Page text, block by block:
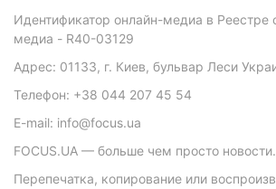
Идентификатор онлайн-медиа в Реестре
медиа - R40-03129
Адрес: 01133, г. Киев, бульвар Леси
Телефон: +38 044 207 45 54
E-mail: info@focus.ua
FOCUS.UA — больше чем просто новости.
Перепечатка, копирование или